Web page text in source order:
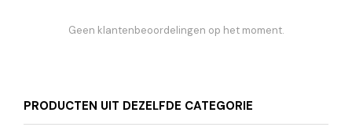
Geen klantenbeoordelingen op het moment.
PRODUCTEN UIT DEZELFDE CATEGORIE